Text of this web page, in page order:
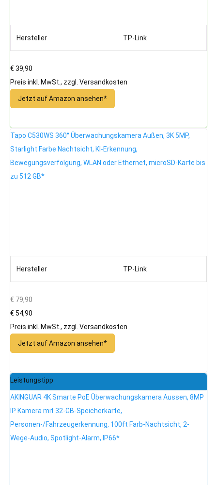
Hersteller TP-Link
€ 39,90
Preis inkl. MwSt., zzgl. Versandkosten
Jetzt auf Amazon ansehen*
Tapo C530WS 360° Überwachungskamera Außen, 3K 5MP,
Starlight Farbe Nachtsicht, KI-Erkennung,
Bewegungsverfolgung, WLAN oder Ethernet, microSD-Karte bis
zu 512 GB*
Hersteller TP-Link
€ 79,90
€ 54,90
Preis inkl. MwSt., zzgl. Versandkosten
Jetzt auf Amazon ansehen*
Leistungstipp
AKINGUAR 4K Smarte PoE Überwachungskamera Aussen, 8MP
IP Kamera mit 32-GB-Speicherkarte,
Personen-/Fahrzeugerkennung, 100ft Farb-Nachtsicht, 2-
Wege-Audio, Spotlight-Alarm, IP66*